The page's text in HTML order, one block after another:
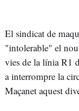
El sindicat de
"intolerable" el nou
vies de la línia R1
a interrompre la
Maçanet aquest